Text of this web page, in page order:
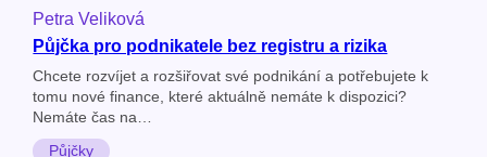
Petra Veliková
Půjčka pro podnikatele bez registru a rizika
Chcete rozvíjet a rozšiřovat své podnikání a potřebujete k
tomu nové finance, které aktuálně nemáte k dispozici?
Nemáte čas na…
Půjčky